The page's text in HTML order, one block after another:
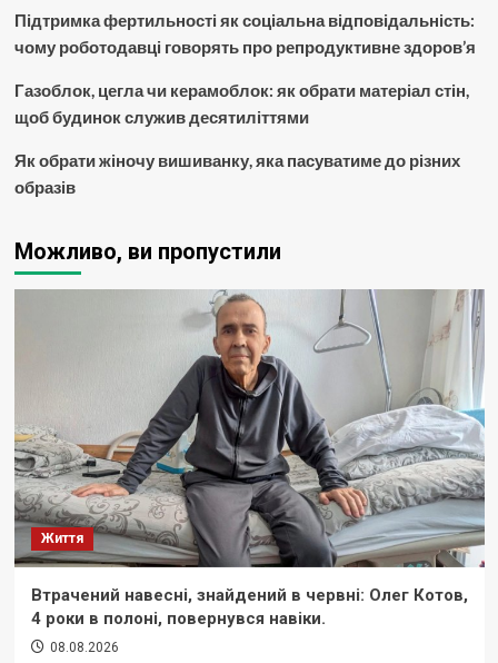
Підтримка фертильності як соціальна відповідальність:
чому роботодавці говорять про репродуктивне здоров’я
Газоблок, цегла чи керамоблок: як обрати матеріал стін,
щоб будинок служив десятиліттями
Як обрати жіночу вишиванку, яка пасуватиме до різних
образів
Можливо, ви пропустили
Життя
Втрачений навесні, знайдений в червні: Олег Котов,
4 роки в полоні, повернувся навіки.
08.08.2026